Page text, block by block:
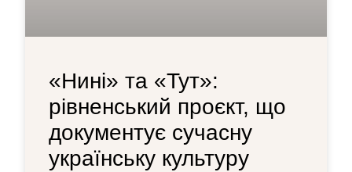
«Нині» та «Тут»:
рівненський проєкт, що
документує сучасну
українську культуру